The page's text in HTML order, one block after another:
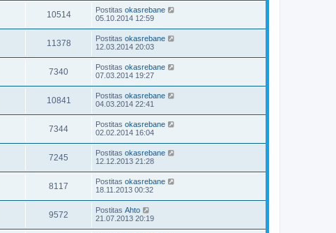
10514 Postitas okasrebane
05.10.2014 12:59
11378 Postitas okasrebane
12.03.2014 20:03
7340 Postitas okasrebane
07.03.2014 19:27
10841 Postitas okasrebane
04.03.2014 22:41
7344 Postitas okasrebane
02.02.2014 16:04
7245 Postitas okasrebane
12.12.2013 21:28
8117 Postitas okasrebane
18.11.2013 00:32
9572 Postitas Ahto
21.07.2013 20:19